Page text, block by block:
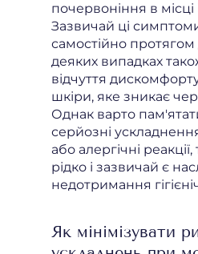
почервоніння в місці
Зазвичай ці
самостійно протягом
деяких випадках
відчуття
шкіри, яке зникає
Однак варто
серйозні
або алергічні
рідко і зазвичай є
недотримання
Як мінімізувати